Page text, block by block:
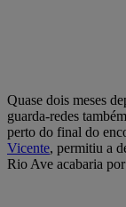
Quase dois meses
guarda-redes
perto do final do
Vicente, permitiu a
Rio Ave acabaria